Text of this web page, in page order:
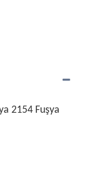
2154 Fuşya